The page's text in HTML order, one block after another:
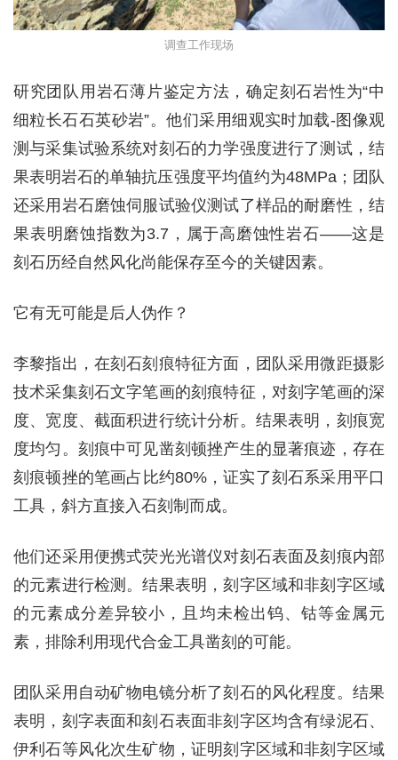
调查工作现场
研究团队用岩石薄片鉴定方法，确定刻石岩性为“中
细粒长石石英砂岩”。他们采用细观实时加载-图像观
测与采集试验系统对刻石的力学强度进行了测试，结
果表明岩石的单轴抗压强度平均值约为48MPa；团队
还采用岩石磨蚀伺服试验仪测试了样品的耐磨性，结
果表明磨蚀指数为3.7，属于高磨蚀性岩石——这是
刻石历经自然风化尚能保存至今的关键因素。
它有无可能是后人伪作？
李黎指出，在刻石刻痕特征方面，团队采用微距摄影
技术采集刻石文字笔画的刻痕特征，对刻字笔画的深
度、宽度、截面积进行统计分析。结果表明，刻痕宽
度均匀。刻痕中可见凿刻顿挫产生的显著痕迹，存在
刻痕顿挫的笔画占比约80%，证实了刻石系采用平口
工具，斜方直接入石刻制而成。
他们还采用便携式荧光光谱仪对刻石表面及刻痕内部
的元素进行检测。结果表明，刻字区域和非刻字区域
的元素成分差异较小，且均未检出钨、钴等金属元
素，排除利用现代合金工具凿刻的可能。
团队采用自动矿物电镜分析了刻石的风化程度。结果
表明，刻字表面和刻石表面非刻字区均含有绿泥石、
伊利石等风化次生矿物，证明刻字区域和非刻字区域